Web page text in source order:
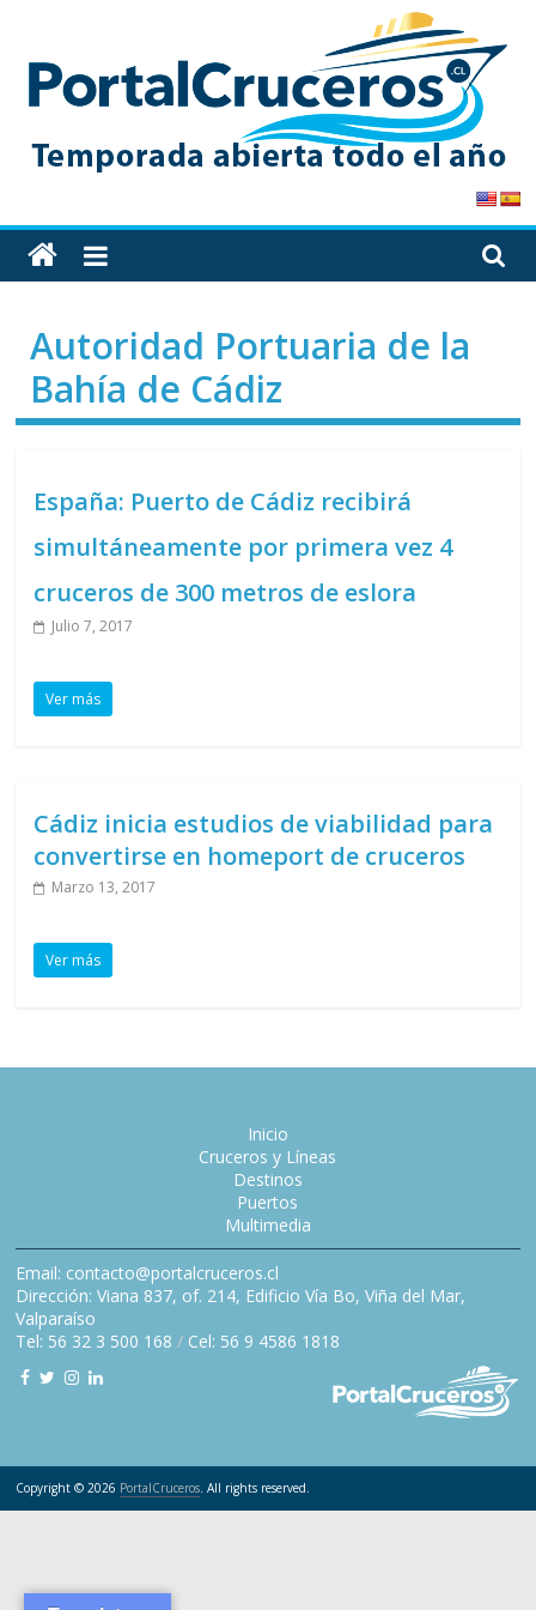
content
PortalCruceros
Toda
la
de
cruceros
en
un
Autoridad Portuaria de la
Bahía de Cádiz
España: Puerto de Cádiz recibirá
simultáneamente por primera vez 4
cruceros de 300 metros de eslora
Julio 7, 2017
Ver más
Cádiz inicia estudios de viabilidad para
convertirse en homeport de cruceros
Marzo 13, 2017
Ver más
Inicio
Cruceros y Líneas
Destinos
Puertos
Multimedia
Email: contacto@portalcruceros.cl
Dirección: Viana 837, of. 214, Edificio Vía Bo, Viña del Mar,
Valparaíso
Tel: 56 32 3 500 168 / Cel: 56 9 4586 1818
Copyright © 2026 PortalCruceros. All rights reserved.